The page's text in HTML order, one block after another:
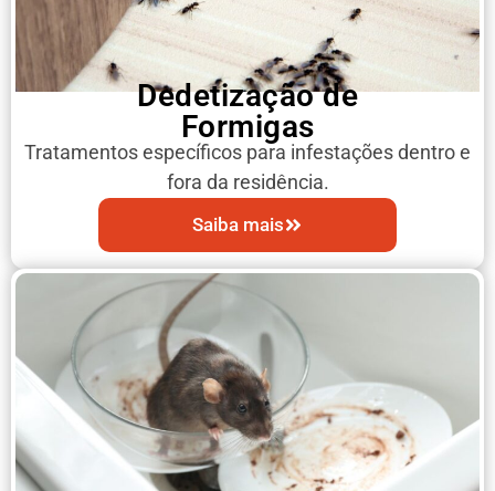
Dedetização de
Formigas
Tratamentos específicos para infestações dentro e
fora da residência.
Saiba mais